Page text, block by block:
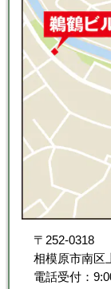
〒252-0318
相模原市南区
電話受付：